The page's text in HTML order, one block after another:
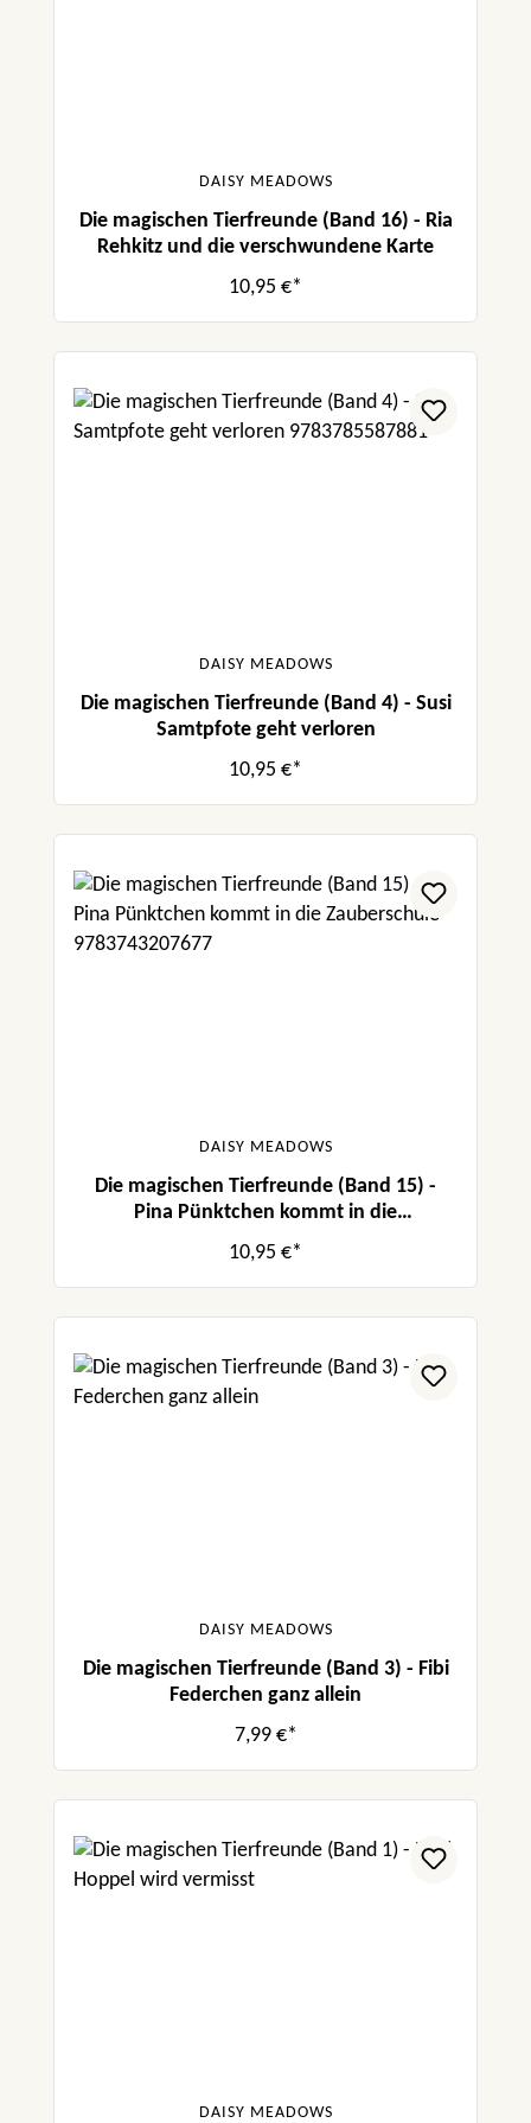
DAISY MEADOWS
Die magischen Tierfreunde (Band 16) - Ria
Rehkitz und die verschwundene Karte
10,95 €*
DAISY MEADOWS
Die magischen Tierfreunde (Band 4) - Susi
Samtpfote geht verloren
10,95 €*
DAISY MEADOWS
Die magischen Tierfreunde (Band 15) -
Pina Pünktchen kommt in die
Zauberschule
10,95 €*
DAISY MEADOWS
Die magischen Tierfreunde (Band 3) - Fibi
Federchen ganz allein
7,99 €*
DAISY MEADOWS